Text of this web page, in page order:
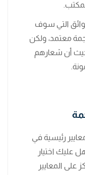
التي سوف
معتمد، ولكن
حيث أن شعارهم
رئيسية في
عليك اختيار
المعايير